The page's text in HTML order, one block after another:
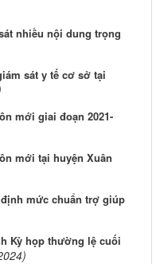
nhiều nội dung trọng
sát y tế cơ sở tại
mới giai đoạn 2021-
mới tại huyện Xuân
mức chuẩn trợ giúp
Kỳ họp thường lệ cuối